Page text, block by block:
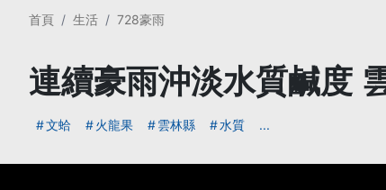
首頁 生活 728豪雨
連續豪雨沖淡水質鹹度
文蛤 火龍果 雲林縣 水質 ...